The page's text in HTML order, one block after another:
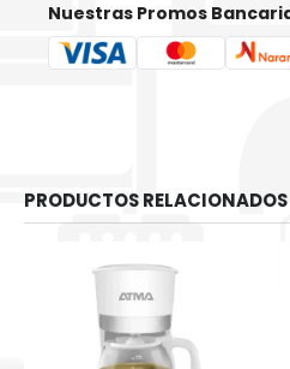
Nuestras Promos
PRODUCTOS RELACIONADOS